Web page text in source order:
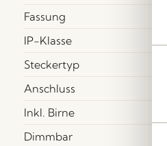
Fassung
IP-Klasse
Steckertyp
Anschluss
Inkl. Birne
Dimmbar